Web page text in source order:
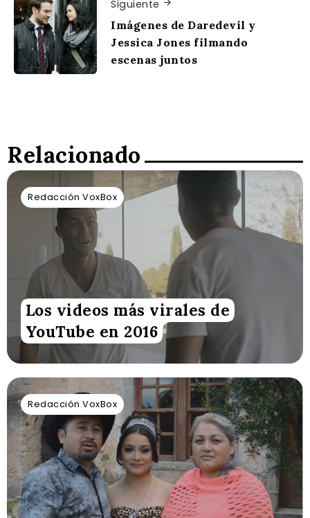
Siguiente
Imágenes de Daredevil y
Jessica Jones filmando
escenas juntos
Relacionado
Redacción VoxBox
Los videos más virales de
YouTube en 2016
Redacción VoxBox